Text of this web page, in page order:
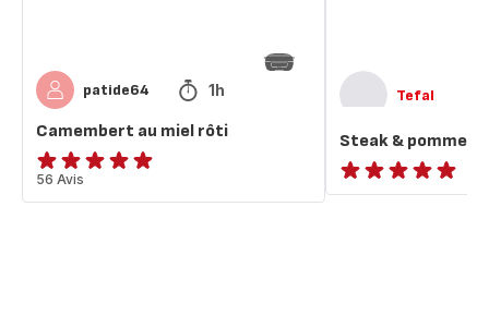
patide64 1h
Camembert au miel rôti
ratings.4.9
56 Avis
Tefal
Steak & pommes
ratings.NaN